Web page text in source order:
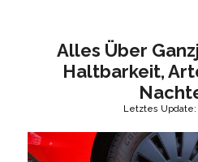
Alles Über
Haltbarkeit,
Letztes